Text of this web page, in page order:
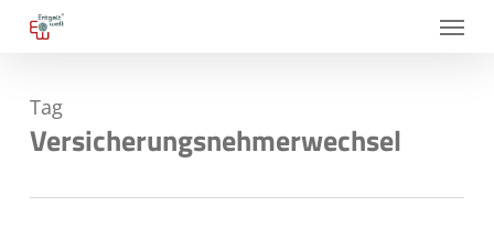
Skip
content
Menu
Tag
Versicherungsnehmerwechsel